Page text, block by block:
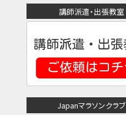
講師派遣・出張教室
Japanマラソンクラブ